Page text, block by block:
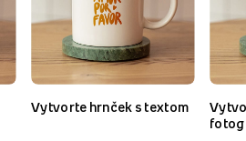
Vytvorte hrnček s textom